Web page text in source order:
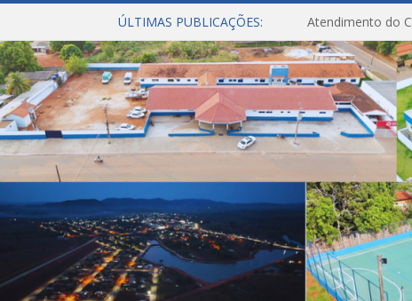
ÚLTIMAS PUBLICAÇÕES: Atendimento do